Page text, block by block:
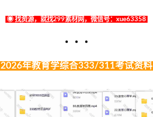
◉ 找资源，就找299素材网，微信号：xue63358
2026年教育学综合333/311考试资料